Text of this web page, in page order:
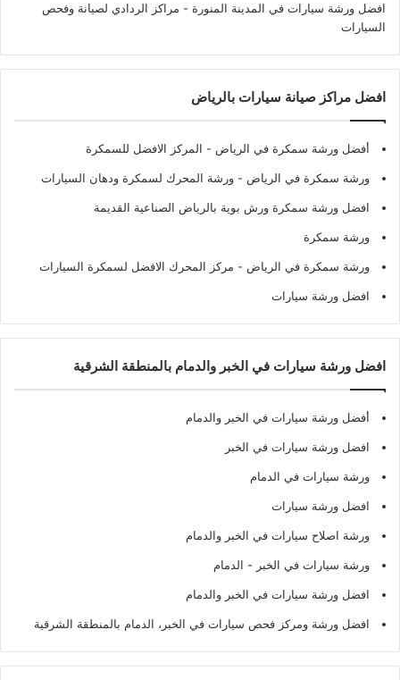
افضل ورشة سيارات في المدينة المنورة - مراكز الردادي لصيانة وفحص
السيارات
افضل مراكز صيانة سيارات بالرياض
أفضل ورشة سمكرة في الرياض - المركز الافضل للسمكرة
ورشة سمكرة في الرياض - ورشة المحرك لسمكرة ودهان السيارات
افضل ورشة سمكرة ورش بوية بالرياض الصناعية القديمة
ورشة سمكرة
ورشة سمكرة في الرياض - مركز المحرك الافضل لسمكرة السيارات
افضل ورشة سيارات
افضل ورشة سيارات في الخبر والدمام بالمنطقة الشرقية
أفضل ورشة سيارات في الخبر والدمام
افضل ورشة سيارات في الخبر
ورشة سيارات في الدمام
افضل ورشة سيارات
ورشة اصلاح سيارات في الخبر والدمام
ورشة سيارات في الخبر - الدمام
افضل ورشة سيارات في الخبر والدمام
افضل ورشة ومركز فحص سيارات في الخبر، الدمام بالمنطقة الشرقية